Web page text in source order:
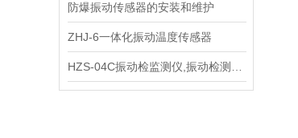
防爆振动传感器的安装和维护
ZHJ-6一体化振动温度传感器